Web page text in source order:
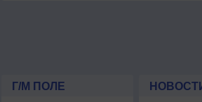
Г/М ПОЛЕ